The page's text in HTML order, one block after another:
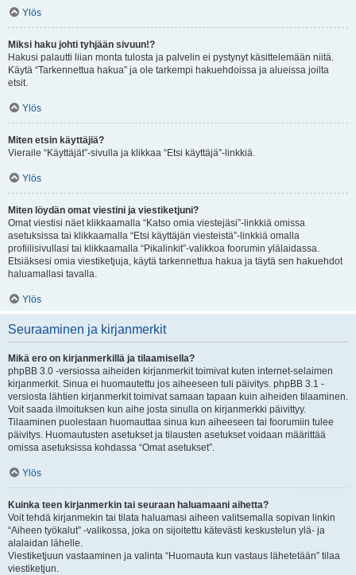
Ylös
Miksi haku johti tyhjään sivuun!?
Hakusi palautti liian monta tulosta ja palvelin ei pystynyt käsittelemään niitä.
Käytä “Tarkennettua hakua” ja ole tarkempi hakuehdoissa ja alueissa joilta
etsit.
Ylös
Miten etsin käyttäjiä?
Vieraile “Käyttäjät”-sivulla ja klikkaa “Etsi käyttäjä”-linkkiä.
Ylös
Miten löydän omat viestini ja viestiketjuni?
Omat viestisi näet klikkaamalla “Katso omia viestejäsi”-linkkiä omissa
asetuksissa tai klikkaamalla “Etsi käyttäjän viesteistä”-linkkiä omalla
profiilisivullasi tai klikkaamalla “Pikalinkit”-valikkoa foorumin ylälaidassa.
Etsiäksesi omia viestiketjuja, käytä tarkennettua hakua ja täytä sen hakuehdot
haluamallasi tavalla.
Ylös
Seuraaminen ja kirjanmerkit
Mikä ero on kirjanmerkillä ja tilaamisella?
phpBB 3.0 -versiossa aiheiden kirjanmerkit toimivat kuten internet-selaimen
kirjanmerkit. Sinua ei huomautettu jos aiheeseen tuli päivitys. phpBB 3.1 -
versiosta lähtien kirjanmerkit toimivat samaan tapaan kuin aiheiden tilaaminen.
Voit saada ilmoituksen kun aihe josta sinulla on kirjanmerkki päivittyy.
Tilaaminen puolestaan huomauttaa sinua kun aiheeseen tai foorumiin tulee
päivitys. Huomautusten asetukset ja tilausten asetukset voidaan määrittää
omissa asetuksissa kohdassa “Omat asetukset”.
Ylös
Kuinka teen kirjanmerkin tai seuraan haluamaani aihetta?
Voit tehdä kirjanmekin tai tilata haluamasi aiheen valitsemalla sopivan linkin
“Aiheen työkalut” -valikossa, joka on sijoitettu kätevästi keskustelun ylä- ja
alalaidan lähelle.
Viestiketjuun vastaaminen ja valinta “Huomauta kun vastaus lähetetään” tilaa
viestiketjun.